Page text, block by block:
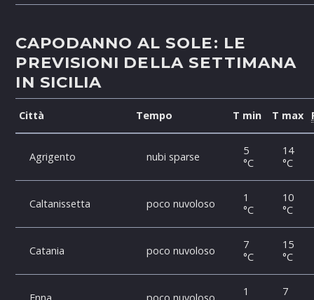
CAPODANNO AL SOLE: LE
PREVISIONI DELLA SETTIMANA
IN SICILIA
Città Tempo T min T max
Agrigento nubi sparse
5
°C
14
°C
Caltanissetta poco nuvoloso
1
°C
10
°C
Catania poco nuvoloso
7
°C
15
°C
1
7